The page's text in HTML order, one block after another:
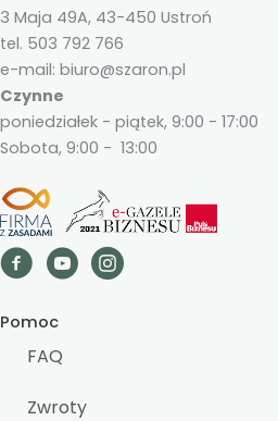
3 Maja 49A, 43-450 Ustroń
tel. 503 792 766
e-mail: biuro@szaron.pl
Czynne
poniedziałek - piątek, 9:00 - 17:00
Sobota, 9:00 - 13:00
Pomoc
FAQ
Zwroty